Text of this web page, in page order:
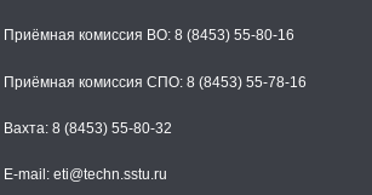
Приёмная комиссия ВО: 8 (8453) 55-80-16
Приёмная комиссия СПО: 8 (8453) 55-78-16
Вахта: 8 (8453) 55-80-32
E-mail: eti@techn.sstu.ru